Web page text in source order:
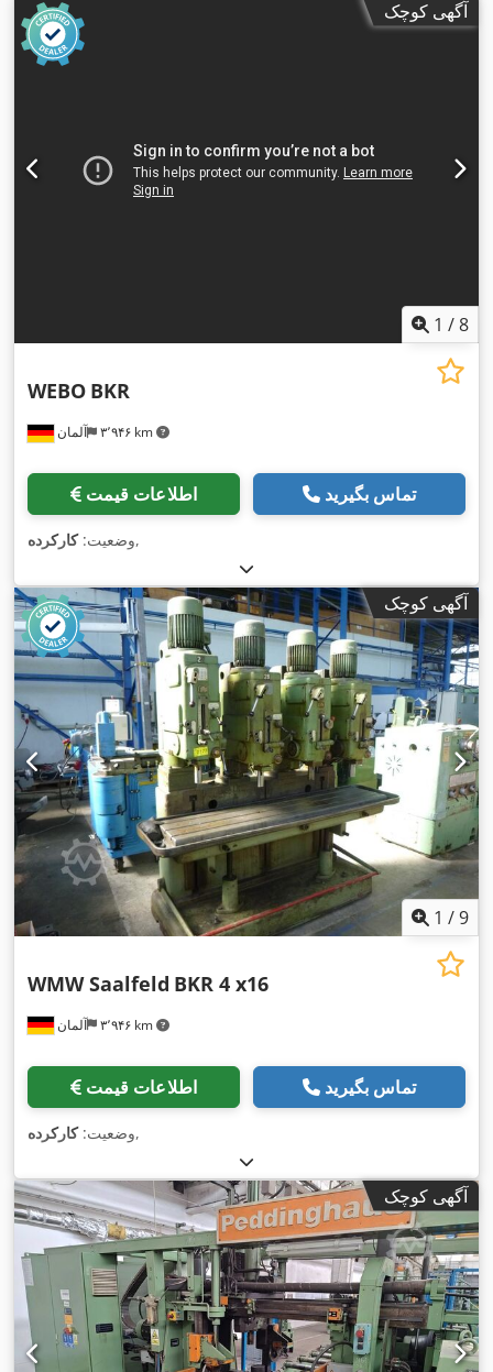
آگهی کوچک
1 /8
آلمان ۳٬۹۴۶ km
WEBO BKR
اطلاعات قیمت تماس بگیرید
وضعیت:کارکرده ,
آگهی کوچک
1 /9
آلمان ۳٬۹۴۶ km
WMW Saalfeld BKR 4 x16
اطلاعات قیمت تماس بگیرید
وضعیت:کارکرده ,
آگهی کوچک